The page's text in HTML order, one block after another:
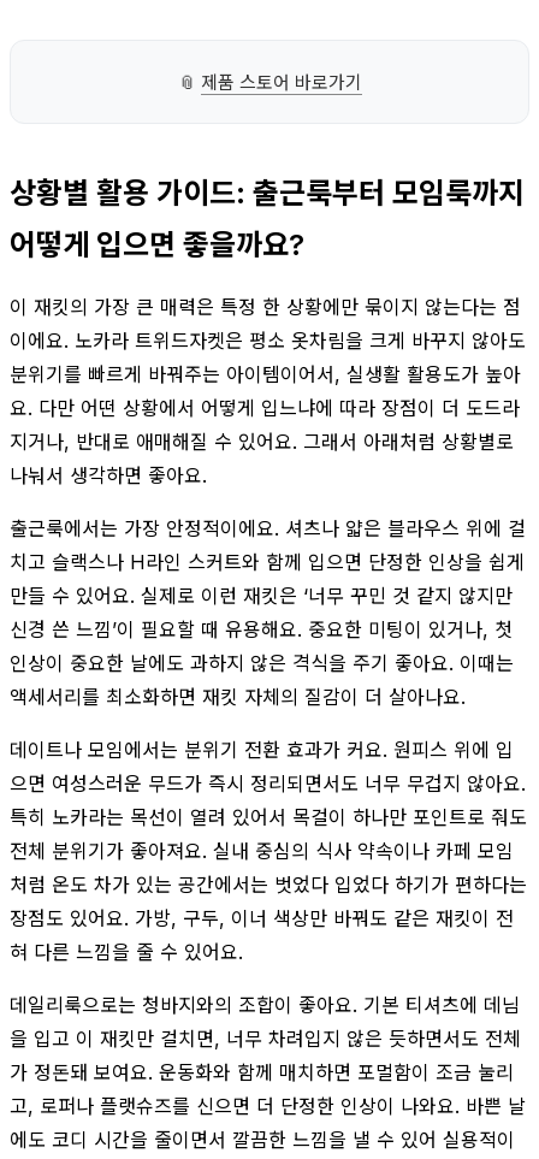
📎 제품 스토어 바로가기
상황별 활용 가이드: 출근룩부터 모임룩까지
어떻게 입으면 좋을까요?
이 재킷의 가장 큰 매력은 특정 한 상황에만 묶이지 않는다는 점
이에요. 노카라 트위드자켓은 평소 옷차림을 크게 바꾸지 않아도
분위기를 빠르게 바꿔주는 아이템이어서, 실생활 활용도가 높아
요. 다만 어떤 상황에서 어떻게 입느냐에 따라 장점이 더 도드라
지거나, 반대로 애매해질 수 있어요. 그래서 아래처럼 상황별로
나눠서 생각하면 좋아요.
출근룩에서는 가장 안정적이에요. 셔츠나 얇은 블라우스 위에 걸
치고 슬랙스나 H라인 스커트와 함께 입으면 단정한 인상을 쉽게
만들 수 있어요. 실제로 이런 재킷은 ‘너무 꾸민 것 같지 않지만
신경 쓴 느낌’이 필요할 때 유용해요. 중요한 미팅이 있거나, 첫
인상이 중요한 날에도 과하지 않은 격식을 주기 좋아요. 이때는
액세서리를 최소화하면 재킷 자체의 질감이 더 살아나요.
데이트나 모임에서는 분위기 전환 효과가 커요. 원피스 위에 입
으면 여성스러운 무드가 즉시 정리되면서도 너무 무겁지 않아요.
특히 노카라는 목선이 열려 있어서 목걸이 하나만 포인트로 줘도
전체 분위기가 좋아져요. 실내 중심의 식사 약속이나 카페 모임
처럼 온도 차가 있는 공간에서는 벗었다 입었다 하기가 편하다는
장점도 있어요. 가방, 구두, 이너 색상만 바꿔도 같은 재킷이 전
혀 다른 느낌을 줄 수 있어요.
데일리룩으로는 청바지와의 조합이 좋아요. 기본 티셔츠에 데님
을 입고 이 재킷만 걸치면, 너무 차려입지 않은 듯하면서도 전체
가 정돈돼 보여요. 운동화와 함께 매치하면 포멀함이 조금 눌리
고, 로퍼나 플랫슈즈를 신으면 더 단정한 인상이 나와요. 바쁜 날
에도 코디 시간을 줄이면서 깔끔한 느낌을 낼 수 있어 실용적이